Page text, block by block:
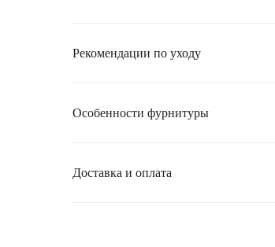
Рекомендации по уходу
Особенности фурнитуры
Доставка и оплата